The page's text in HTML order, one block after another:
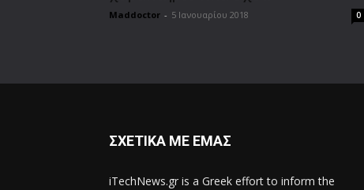
Maddoctor - 5 Ιανουαρίου 2018 0
ΣΧΕΤΙΚΑ ΜΕ ΕΜΑΣ
iTechNews.gr is a Greek effort to inform the